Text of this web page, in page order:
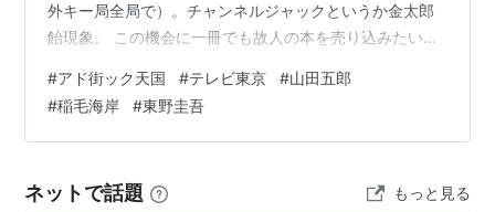
チャンネル 12 (VHF) 23 (UHF)
リモコン番
- 7
周波数
(映像)
(音声)
221.75MHz
533.142857MHz
外キー局全局で）。チャンネルジャックというか金太郎
飴現象。 この機会に一冊でも故人の本を売り込みたい広
ほどわかったが、な～んかやってることがキモチ悪かっ
た。空気を読まないなんちゃら半島の宣伝みたい
で・・・。 ここ数日の事象では個人的に、件の作家さん
ズ」の何冊か以外まったく目を通さなかったゆえ一冊も
#アド街ック天国 #テレビ東京 #山田五郎
#稲毛海岸 #東野圭吾
ネットで話題 もっと見る